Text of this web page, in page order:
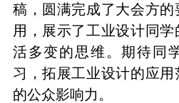
稿，圆满完成了大会方的
用，展示了工业设计同
活多变的思维。期待同
习，拓展工业设计的应
的公众影响力。